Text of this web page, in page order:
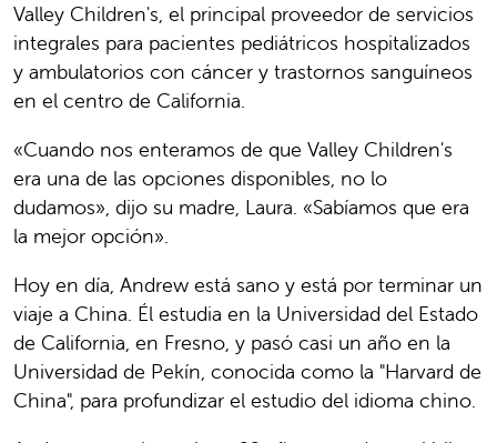
Valley Children's, el principal proveedor de servicios
integrales para pacientes pediátricos hospitalizados
y ambulatorios con cáncer y trastornos sanguíneos
en el centro de California.
«Cuando nos enteramos de que Valley Children's
era una de las opciones disponibles, no lo
dudamos», dijo su madre, Laura. «Sabíamos que era
la mejor opción».
Hoy en día, Andrew está sano y está por terminar un
viaje a China. Él estudia en la Universidad del Estado
de California, en Fresno, y pasó casi un año en la
Universidad de Pekín, conocida como la "Harvard de
China", para profundizar el estudio del idioma chino.